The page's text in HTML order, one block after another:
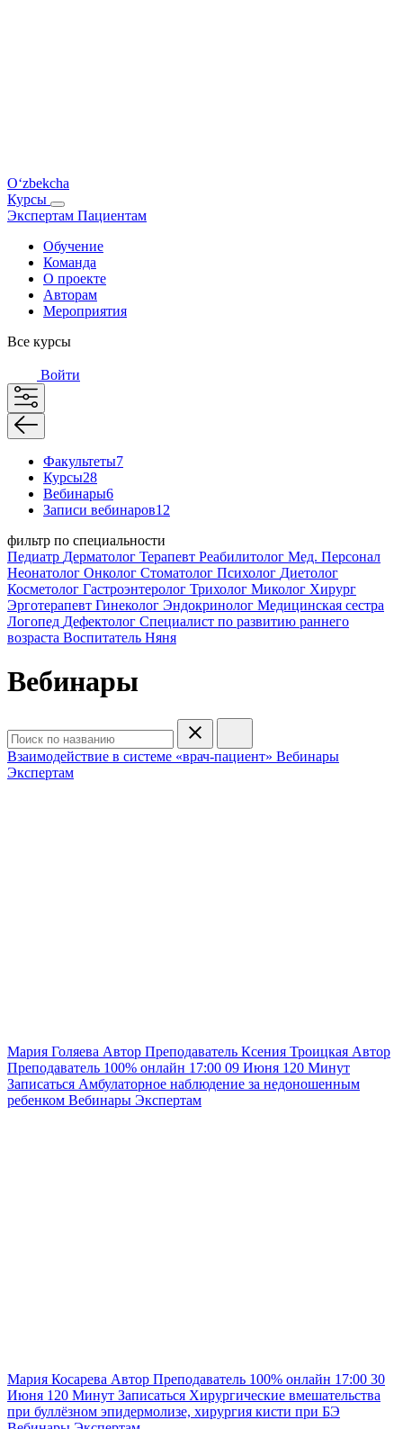
O‘zbekcha
Курсы
Экспертам Пациентам
Обучение
Команда
О проекте
Авторам
Мероприятия
Все курсы
Войти
Факультеты7
Курсы28
Вебинары6
Записи вебинаров12
фильтр по специальности
Педиатр Дерматолог Терапевт Реабилитолог Мед. Персонал
Неонатолог Онколог Стоматолог Психолог Диетолог
Косметолог Гастроэнтеролог Трихолог Миколог Хирург
Эрготерапевт Гинеколог Эндокринолог Медицинская сестра
Логопед Дефектолог Специалист по развитию раннего
возраста Воспитатель Няня
Вебинары
Взаимодействие в системе «врач-пациент» Вебинары
Экспертам
Мария Голяева Автор Преподаватель Ксения Троицкая Автор
Преподаватель 100% онлайн 17:00 09 Июня 120 Минут
Записаться Амбулаторное наблюдение за недоношенным
ребенком Вебинары Экспертам
Мария Косарева Автор Преподаватель 100% онлайн 17:00 30
Июня 120 Минут Записаться Хирургические вмешательства
при буллёзном эпидермолизе, хирургия кисти при БЭ